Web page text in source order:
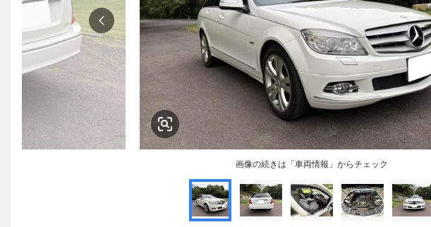
画像の続きは「車両情報」からチェック